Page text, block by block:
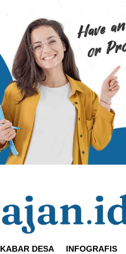
KABAR DESA INFOGRAFIS